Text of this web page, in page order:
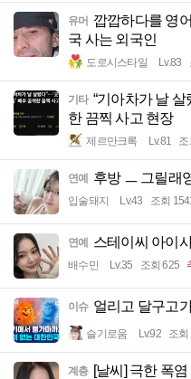
유머 깝깝하다를 영
국 사는 외국인
도로시스타일 Lv.83
기타 “기아차가 날 살
한 끔찍 사고 현장
제르만크록 Lv.81 조
연예 후방 ㅡ 그릴래
입술돼지 Lv.43 조회
연예 스테이씨 아이
배수민 Lv.35 조회 625
이슈 얼리고 달구고
슬기로움 Lv.92 조회
계층 [날씨] 극한 폭